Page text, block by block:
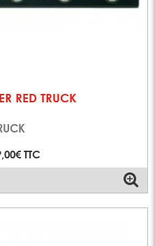
RED TRUCK
TTC